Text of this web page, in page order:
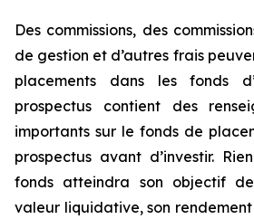
Des commissions, des
de gestion et d’autres frais
placements dans les fonds
prospectus contient des
importants sur le fonds de
prospectus avant d’investir.
fonds atteindra son objectif
valeur liquidative, son